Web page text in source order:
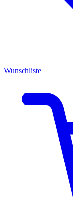
Wunschliste